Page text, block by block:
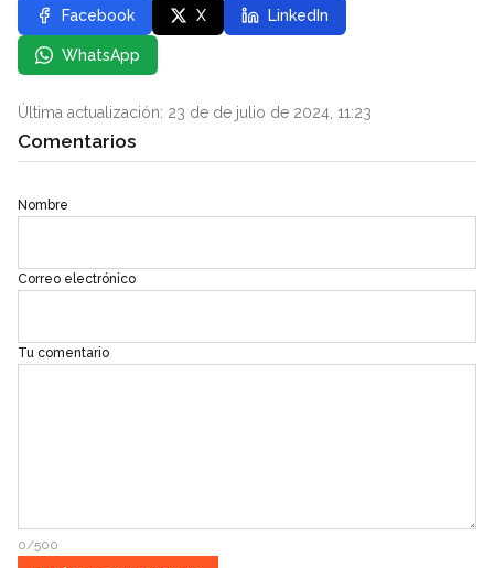
Facebook X LinkedIn
WhatsApp
Última actualización: 23 de de julio de 2024, 11:23
Comentarios
Nombre
Correo electrónico
Tu comentario
0/500